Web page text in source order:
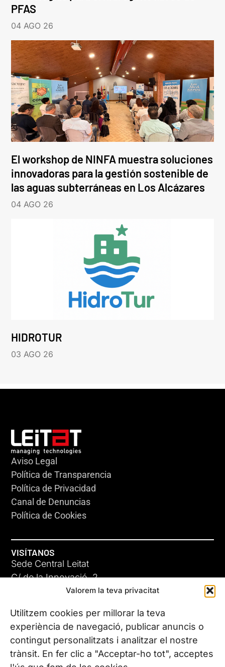
Valorem la teva privacitat
Utilitzem cookies per millorar la teva
experiència de navegació, publicar anuncis o
contingut personalitzats i analitzar el nostre
trànsit. En fer clic a "Acceptar-ho tot", acceptes
PFAS
04 AGO 26
El workshop de NINFA muestra soluciones
innovadoras para la gestión sostenible de
las aguas subterráneas en Los Alcázares
04 AGO 26
HIDROTUR
03 AGO 26
Aviso Legal
Política de Transparencia
Política de Privacidad
Canal de Denuncias
Política de Cookies
VISÍTANOS
Sede Central Leitat
C/ de la Innovació, 2
08225 Terrassa, (Barcelona)
Conoce todas nuestras sedes
CONTÁCTANOS
Tel. (+34) 937 882 300